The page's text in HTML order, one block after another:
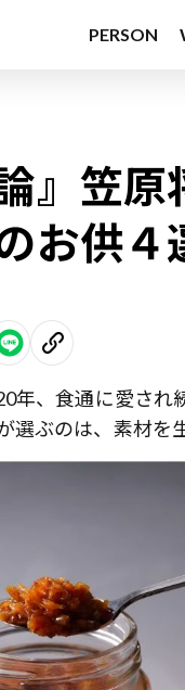
PERSON
』笠
お供４
年、食通に愛さ
選ぶのは、素材を